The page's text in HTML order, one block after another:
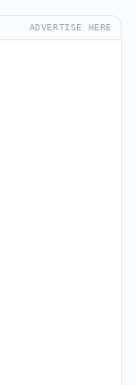
ADVERTISE HERE